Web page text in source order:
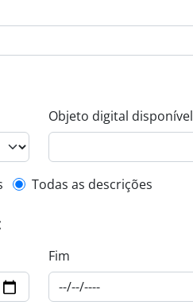
Objeto digital disponível
superior
Todas as descrições
Fim